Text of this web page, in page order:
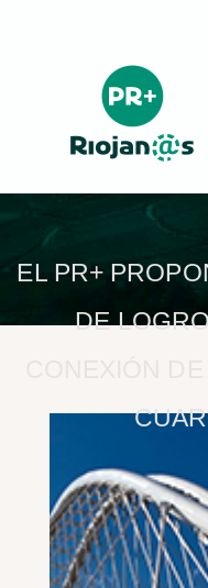
EL PR+
DE